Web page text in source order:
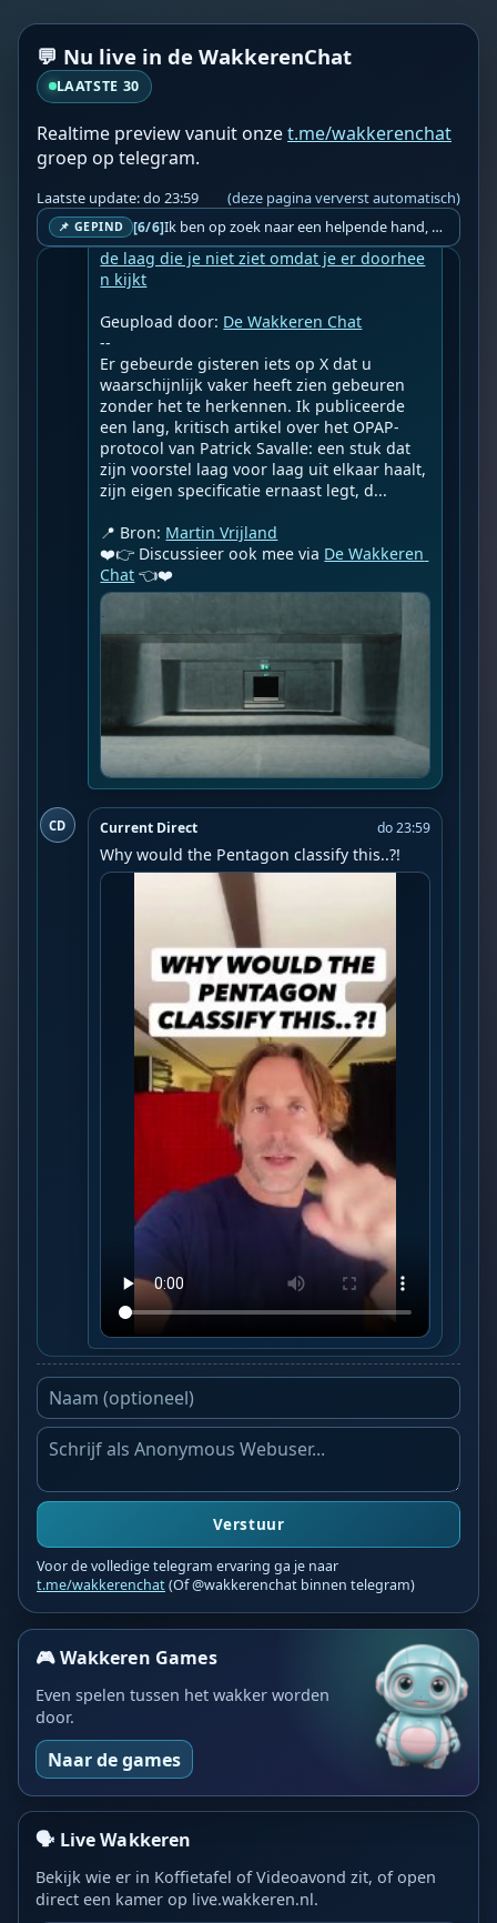
💬 Nu live in de WakkerenChat
LAATSTE 30
Realtime preview vanuit onzet.me/wakkerenchat
groep op telegram.
Laatste update: do 23:59 (deze pagina ververst automatisch)
📌 GEPIND [6/6] Ik ben op zoek naar een helpende hand, een menselijk oog, een admin die helpt met controleren of de chat wel correct word gemodereerd word door NoMoSpam. 98% gaat automatisch goed, toch ik dit nooit helemaal loslaten en moet er altijd een mens mee blijven opletten bij elke beslissing die gemaakt word. Waar bestaan de werkzaamheden uit? Mee kijken in admin log kanaal naar alle drugs/porno/scams die voorbij komen en in het geval van een randgevalletje, ingrijpen en b.v. een verwijderd maar wel toegestaan bericht terug plaatsen met een druk op de knop. tsja zo banaal en simpel is het gesteld.. Word je hier blij van? Nee. Strookt het je ego? Nee. Word je er beter van? Nee. Kost het veel tijd? Totaal niet, consistentie en regelmaat is belangrijker dan 'er even voor kunnen gaan zitten'.. het werk is in een paar seconden gepiept.. je checkt puur of AI de juiste beslissing heeft gemaakt.. …
over 1 minuut en duurt tot 11:11!! Jij doet
toch ook mee?🙏
❤️👉 Belicht jouw perspectief in de
@wakkerenchat 👈❤️️
WF Wakkere Fabels
☀️Martin Vrijland☀️
💊Mind Stretcher uit Red Pill Bron💊
Operatie geslaagd, patiënt overleden: over
de laag die je niet ziet omdat je er doorhee
n kijkt
Geupload door: De Wakkeren Chat
--
Er gebeurde gisteren iets op X dat u
waarschijnlijk vaker heeft zien gebeuren
zonder het te herkennen. Ik publiceerde
een lang, kritisch artikel over het OPAP-
protocol van Patrick Savalle: een stuk dat
zijn voorstel laag voor laag uit elkaar haalt,
zijn eigen specificatie ernaast legt, d...
📍 Bron: Martin Vrijland
❤️👉 Discussieer ook mee via De Wakkeren
Chat 👈❤️
CD Current Direct do 23:59
Why would the Pentagon classify this..?!
Verstuur
Voor de volledige telegram ervaring ga je naar
t.me/wakkerenchat(Of @wakkerenchat binnen telegram)
🎮 Wakkeren Games
Even spelen tussen het wakker worden
door.
Naar de games
🗣️ Live Wakkeren
Bekijk wie er in Koffietafel of Videoavond zit, of open
direct een kamer op live.wakkeren.nl.